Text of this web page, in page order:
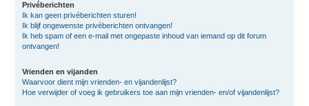
Privéberichten
Ik kan geen privéberichten sturen!
Ik blijf ongewenste privéberichten ontvangen!
Ik heb spam of een e-mail met ongepaste inhoud van iemand op dit forum
ontvangen!
Vrienden en vijanden
Waarvoor dient mijn vrienden- en vijandenlijst?
Hoe verwijder of voeg ik gebruikers toe aan mijn vrienden- en/of vijandenlijst?